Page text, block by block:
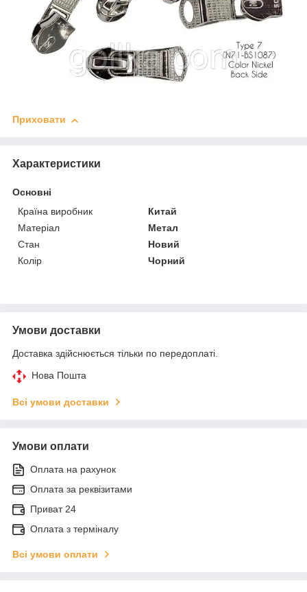
Приховати
Характеристики
Основні
Країна виробник
Китай
Матеріал
Метал
Стан
Новий
Колір
Чорний
Умови доставки
Доставка здійснюється тільки по передоплаті.
Нова Пошта
Всі умови доставки
Умови оплати
Оплата на рахунок
Оплата за реквізитами
Приват 24
Оплата з терміналу
Всі умови оплати